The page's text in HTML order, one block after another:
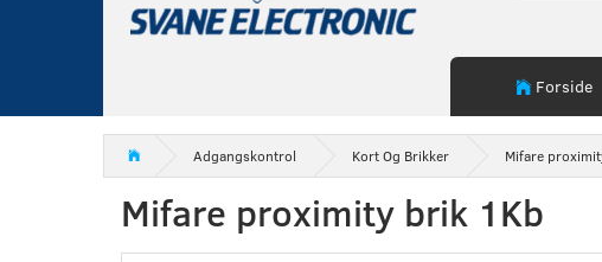
Forside
Adgangskontrol Kort Og Brikker Mifare
Mifare proximity brik 1Kb